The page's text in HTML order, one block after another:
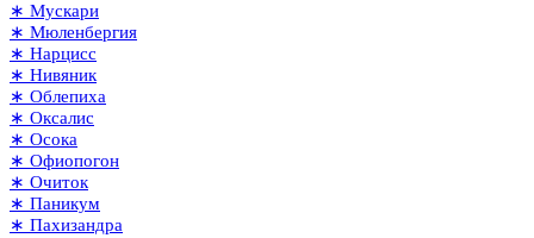
∗ Мускари
∗ Мюленбергия
∗ Нарцисс
∗ Нивяник
∗ Облепиха
∗ Оксалис
∗ Осока
∗ Офиопогон
∗ Очиток
∗ Паникум
∗ Пахизандра